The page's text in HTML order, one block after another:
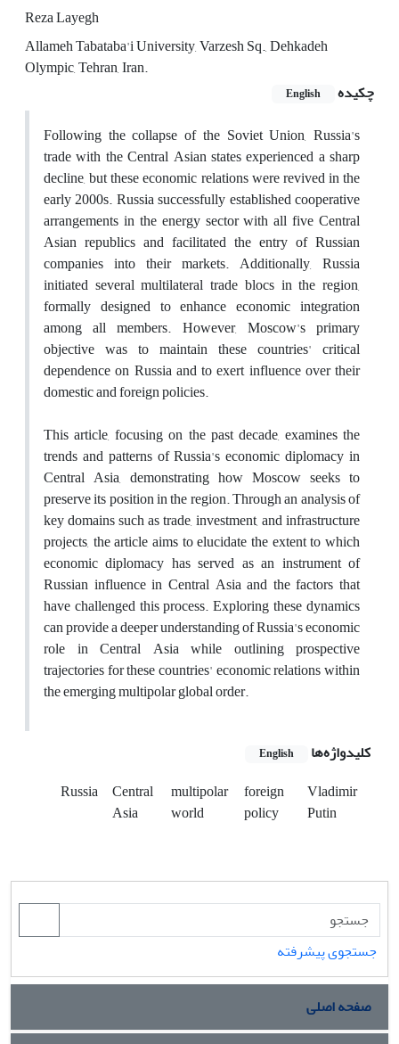
Reza Layegh
Allameh Tabataba'i University, Varzesh Sq., Dehkadeh
Olympic, Tehran, Iran.
چکیده
English
Following the collapse of the Soviet Union, Russia's
trade with the Central Asian states experienced a sharp
decline, but these economic relations were revived in the
early 2000s. Russia successfully established cooperative
arrangements in the energy sector with all five Central
Asian republics and facilitated the entry of Russian
companies into their markets. Additionally, Russia
initiated several multilateral trade blocs in the region,
formally designed to enhance economic integration
among all members. However, Moscow's primary
objective was to maintain these countries' critical
dependence on Russia and to exert influence over their
domestic and foreign policies.
This article, focusing on the past decade, examines the
trends and patterns of Russia's economic diplomacy in
Central Asia, demonstrating how Moscow seeks to
preserve its position in the region. Through an analysis of
key domains such as trade, investment, and infrastructure
projects, the article aims to elucidate the extent to which
economic diplomacy has served as an instrument of
Russian influence in Central Asia and the factors that
have challenged this process. Exploring these dynamics
can provide a deeper understanding of Russia's economic
role in Central Asia while outlining prospective
trajectories for these countries' economic relations within
the emerging multipolar global order.
کلیدواژه‌ها English
Russia Central
Asia
multipolar
world
foreign
policy
Vladimir
Putin
جستجوی پیشرفته
صفحه اصلی